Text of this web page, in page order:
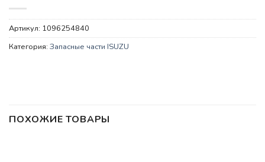
Артикул: 1096254840
Категория: Запасные части ISUZU
ПОХОЖИЕ ТОВАРЫ